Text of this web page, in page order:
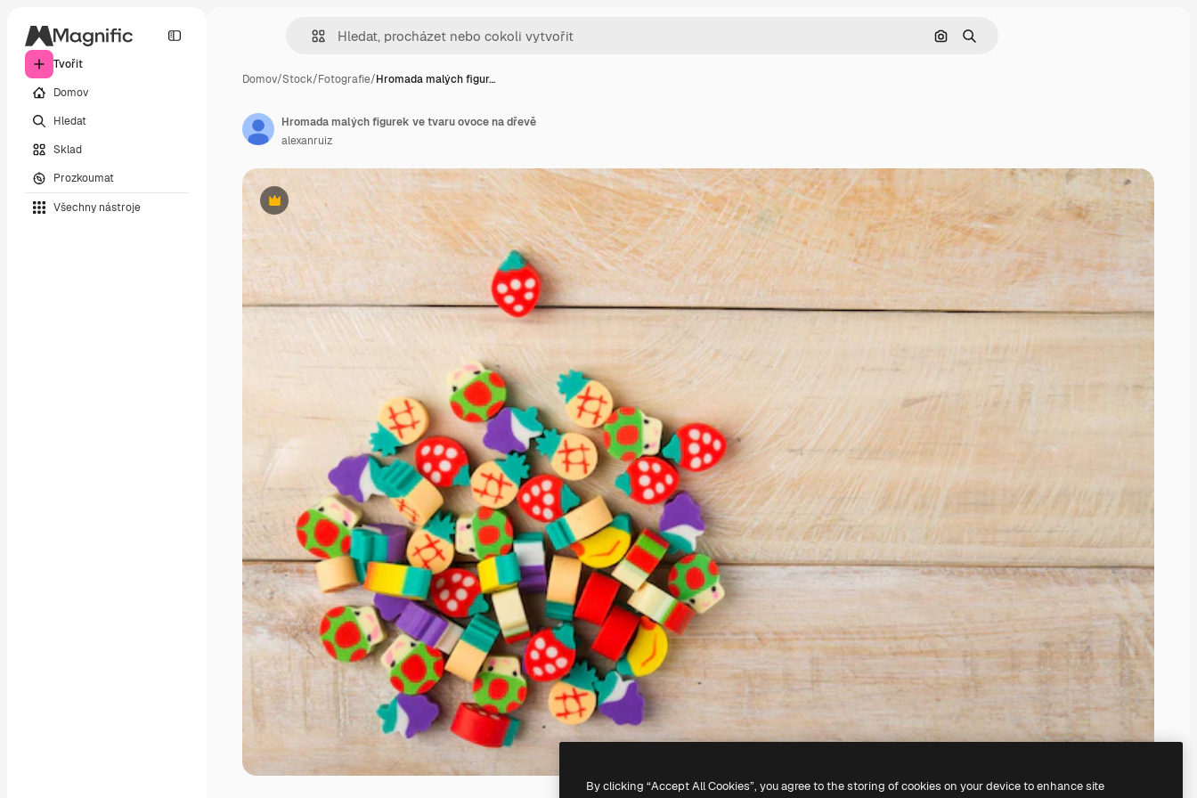
Tvořit
Domov
Hledat
Sklad
Prozkoumat
Všechny nástroje
Hledat podle obrázku
Hledat
Domov/Stock/Fotografie/Hromada malých figur…
Premium
Hromada malých figurek ve tvaru ovoce na dřevě
alexanruiz
By clicking “Accept All Cookies”, you agree to the storing of cookies on your device to enhance site